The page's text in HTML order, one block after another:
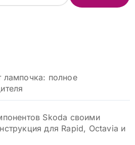
лампочка: полное
Skoda своими
для Rapid, Octavia и